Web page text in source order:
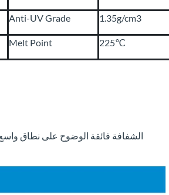
Anti-UV Grade 1.35g/cm3
Melt Point 225℃